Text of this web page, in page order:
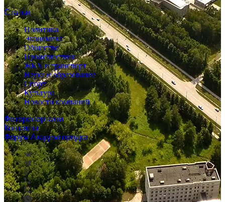
Статьи
Политика
Экономика
Общество
Происшествия
ЖКХ и транспорт
Наука и образование
Спорт
Культура
Новости компаний
Фоторепортажи
Контакты
Форум Академгородка